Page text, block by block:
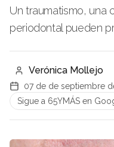
Un traumatismo, una
periodontal pueden
Verónica Mollejo
07 de de septiembre
Sigue a 65YMÁS en